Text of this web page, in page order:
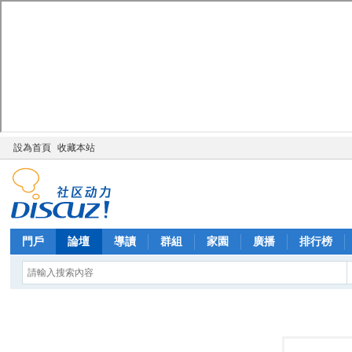
設為首頁 收藏本站
門戶 論壇 導讀 群組 家園 廣播 排行榜